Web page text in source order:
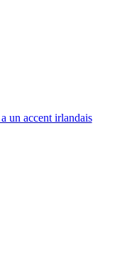
un accent irlandais